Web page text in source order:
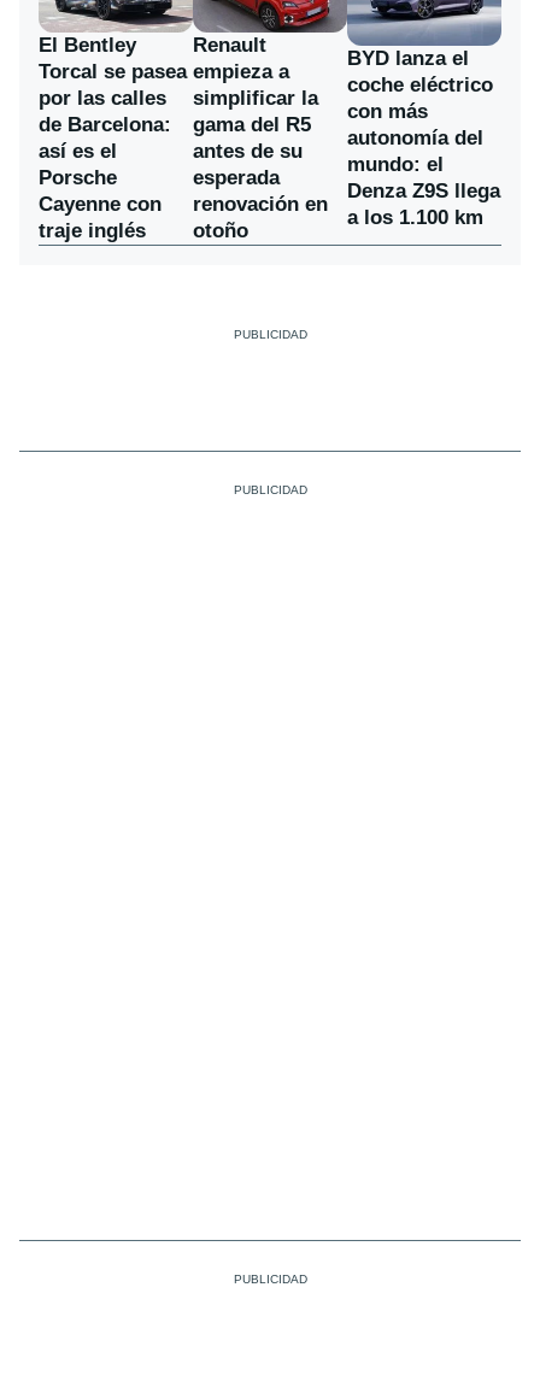
El Bentley
Torcal se pasea
por las calles
de Barcelona:
así es el
Porsche
Cayenne con
traje inglés
Renault
empieza a
simplificar la
gama del R5
antes de su
esperada
renovación en
otoño
BYD lanza el
coche eléctrico
con más
autonomía del
mundo: el
Denza Z9S llega
a los 1.100 km